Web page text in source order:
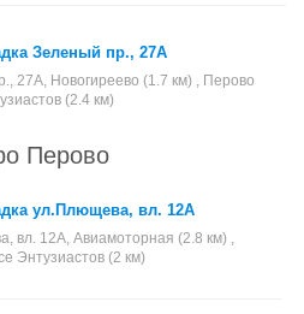
Зеленый пр., 27А
27А, Новогиреево (1.7 км) , Перово
(2.4 км)
Перово
ул.Плющева, вл. 12А
вл. 12А, Авиамоторная (2.8 км) ,
Энтузиастов (2 км)